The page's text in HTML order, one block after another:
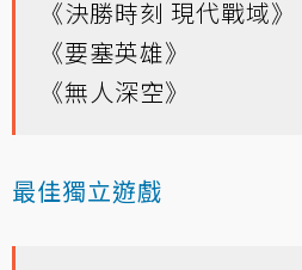
《決勝時刻 現代戰域》
《要塞英雄》
《無人深空》
最佳獨立遊戲